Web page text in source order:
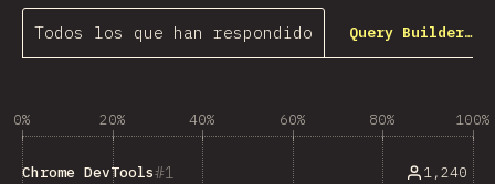
Todos los que han respondido Query Builder…
0% 20% 40% 60% 80% 100%
1
Chrome DevTools 1,240